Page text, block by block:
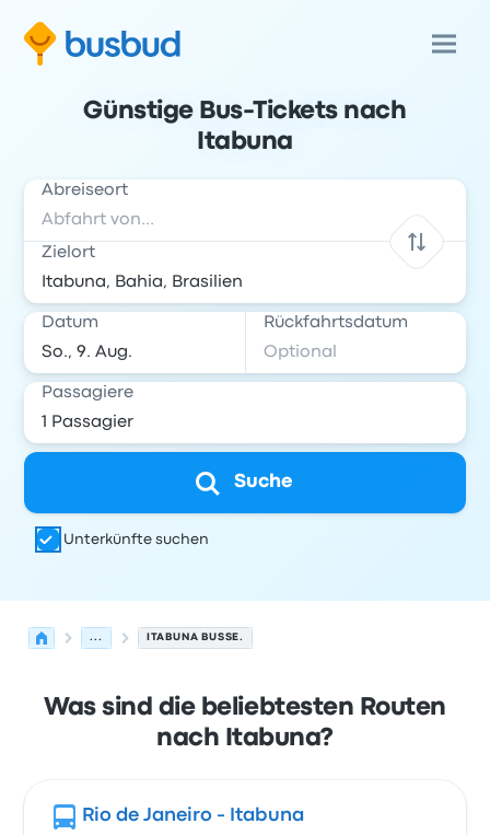
Günstige Bus-Tickets nach
Itabuna
Abreiseort
Zielort
Datum Rückfahrtsdatum
Passagiere
Suche
Unterkünfte suchen
... ITABUNA BUSSE.
Was sind die beliebtesten Routen
nach Itabuna?
Rio de Janeiro - Itabuna